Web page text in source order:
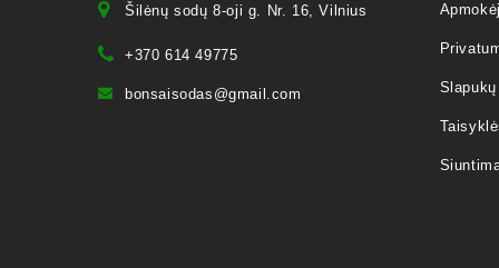
Šilėnų sodų 8-oji g. Nr. 16, Vilnius
+370 614 49775
bonsaisodas@gmail.com